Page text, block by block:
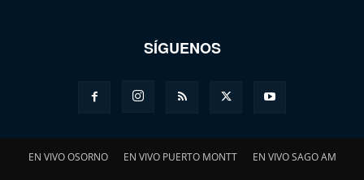
SÍGUENOS
EN VIVO OSORNO EN VIVO PUERTO MONTT EN VIVO SAGO AM